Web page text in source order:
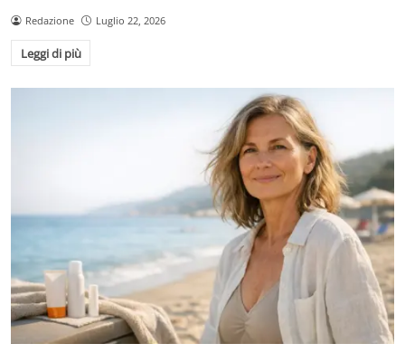
Redazione Luglio 22, 2026
Leggi di più